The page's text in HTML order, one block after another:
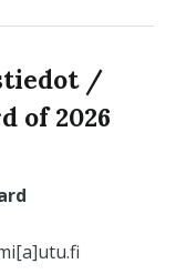
/
of 2026